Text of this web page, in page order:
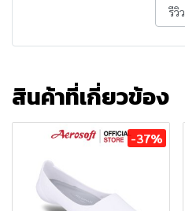
รีวิว
สินค้าที่เกี่ยวข้อง
-37%